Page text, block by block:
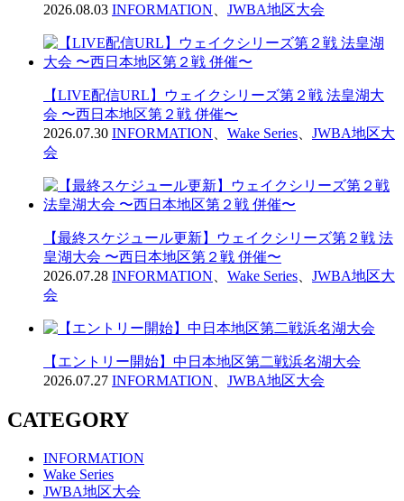
2026.08.03 INFORMATION JWBA地区大会
【LIVE配信URL】ウェイクシリーズ第２戦 法皇湖大
会 〜西日本地区第２戦 併催〜
2026.07.30 INFORMATION Wake Series
JWBA地区大
会
【最終スケジュール更新】ウェイクシリーズ第２戦 法
皇湖大会 〜西日本地区第２戦 併催〜
2026.07.28 INFORMATION Wake Series
JWBA地区大
会
【エントリー開始】中日本地区第二戦浜名湖大会
2026.07.27 INFORMATION JWBA地区大会
CATEGORY
INFORMATION
Wake Series
JWBA地区大会